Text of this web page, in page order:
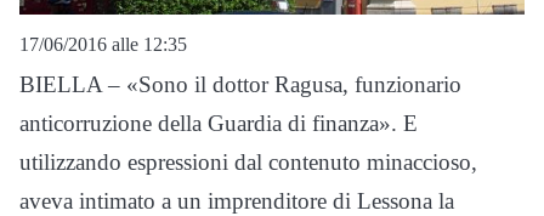
17/06/2016 alle 12:35
BIELLA – «Sono il dottor Ragusa, funzionario
anticorruzione della Guardia di finanza». E
utilizzando espressioni dal contenuto minaccioso,
aveva intimato a un imprenditore di Lessona la